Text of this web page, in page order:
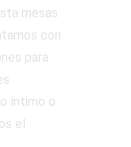
mesas
con
para
íntimo o
el